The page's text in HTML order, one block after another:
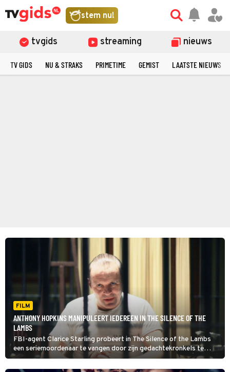
stem nu!
tvgids streaming nieuws
TV GIDS NU & STRAKS PRIMETIME GEMIST LAATSTE NIEUWS
FILM
ANTHONY HOPKINS MANIPULEERT IEDEREEN IN THE SILENCE OF THE
LAMBS
FBI-agent Clarice Starling probeert in The Silence of the Lambs
een seriemoordenaar te vangen door zijn gedachtekronkels te
begrijpen. Daarbij krijgt ze hulp van de gevangen psychopaat Dr.
Hannibal Lecter.